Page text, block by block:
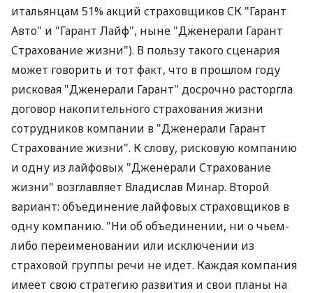
итальянцам 51% акций страховщиков СК "Гарант
Авто" и "Гарант Лайф", ныне "Дженерали Гарант
Страхование жизни"). В пользу такого сценария
может говорить и тот факт, что в прошлом году
рисковая "Дженерали Гарант" досрочно расторгла
договор накопительного страхования жизни
сотрудников компании в "Дженерали Гарант
Страхование жизни". К слову, рисковую компанию
и одну из лайфовых "Дженерали Страхование
жизни" возглавляет Владислав Минар. Второй
вариант: объединение лайфовых страховщиков в
одну компанию. "Ни об объединении, ни о чьем-
либо переименовании или исключении из
страховой группы речи не идет. Каждая компания
имеет свою стратегию развития и свои планы на